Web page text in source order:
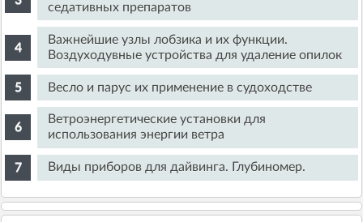
седативных препаратов
Важнейшие узлы лобзика и их функции.
Воздуходувные устройства для удаление опилок
Весло и парус их применение в судоходстве
Ветроэнергетические установки для
использования энергии ветра
Виды приборов для дайвинга. Глубиномер.